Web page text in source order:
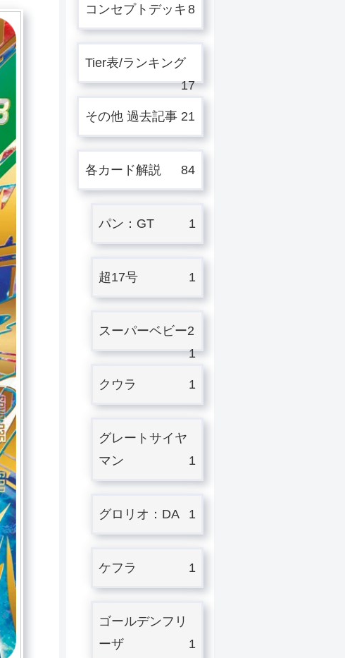
コンセプトデッキ 8
Tier表/ランキング
17
その他 過去記事 21
各カード解説 84
パン：GT 1
超17号 1
スーパーベビー2
1
クウラ 1
グレートサイヤ
マン
1
グロリオ：DA 1
ケフラ 1
ゴールデンフリ
ーザ
1